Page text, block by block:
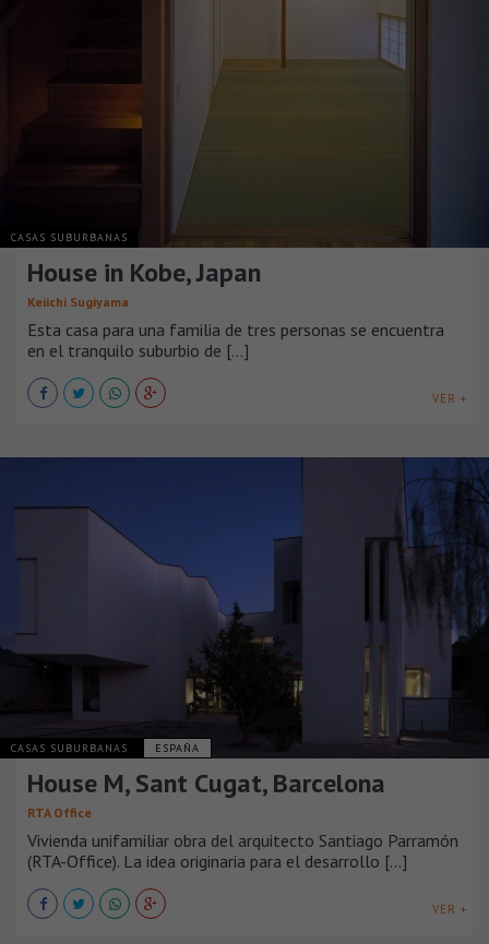
CASAS SUBURBANAS
House in Kobe, Japan
Keiichi Sugiyama
Esta casa para una familia de tres personas se encuentra
en el tranquilo suburbio de [...]
VER +
CASAS SUBURBANAS ESPAÑA
House M, Sant Cugat, Barcelona
RTA Office
Vivienda unifamiliar obra del arquitecto Santiago Parramón
(RTA-Office). La idea originaria para el desarrollo [...]
VER +